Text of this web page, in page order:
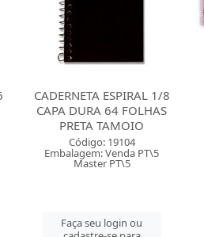
CADERNETA ESPIRAL 1/8
CAPA DURA 64 FOLHAS
FANTASI TAMOIO
Código: 19103
Embalagem: Venda PT\5
Master PT\5
Faça seu login ou